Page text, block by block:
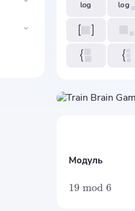
Модуль
19 mod 6